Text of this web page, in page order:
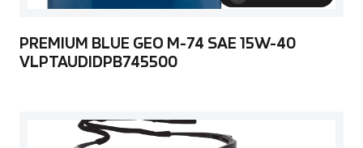
PREMIUM BLUE GEO M-74 SAE 15W-40
VLPTAUDIDPB745500